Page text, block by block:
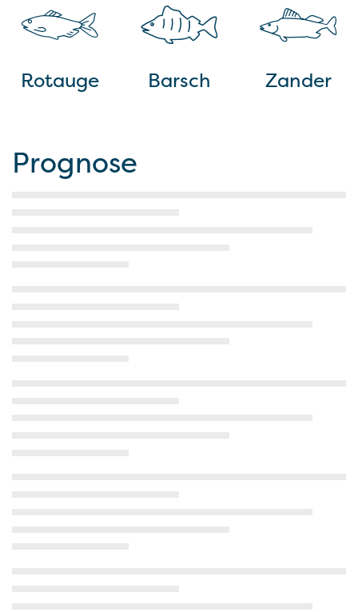
Rotauge Barsch Zander
Prognose